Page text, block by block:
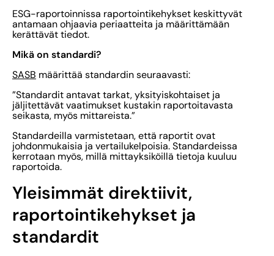
ESG-raportoinnissa raportointikehykset keskittyvät
antamaan ohjaavia periaatteita ja määrittämään
kerättävät tiedot.
Mikä on standardi?
SASB määrittää standardin seuraavasti:
”Standardit antavat tarkat, yksityiskohtaiset ja
jäljitettävät vaatimukset kustakin raportoitavasta
seikasta, myös mittareista.”
Standardeilla varmistetaan, että raportit ovat
johdonmukaisia ja vertailukelpoisia. Standardeissa
kerrotaan myös, millä mittayksiköillä tietoja kuuluu
raportoida.
Yleisimmät direktiivit,
raportointikehykset ja
standardit